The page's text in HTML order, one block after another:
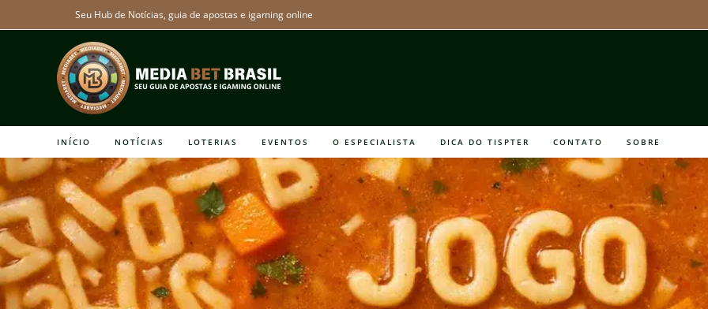
para
Seu Hub de Notícias, guia de apostas e igaming online
INÍCIO NOTÍCIAS LOTERIAS EVENTOS O ESPECIALISTA DICA DO TISPTER CONTATO SOBRE